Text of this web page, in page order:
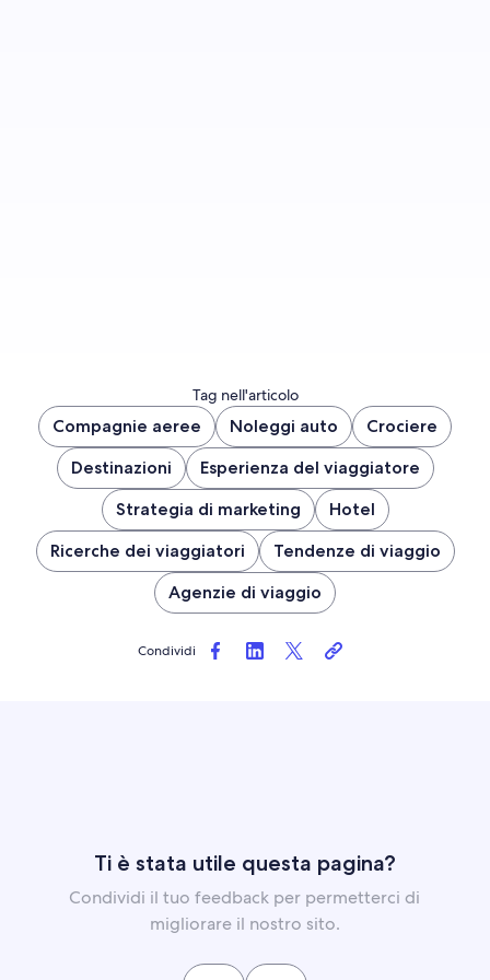
Tag nell'articolo
Compagnie aeree Noleggi auto
Crociere
Destinazioni
Esperienza del viaggiatore
Strategia di marketing
Hotel
Ricerche dei viaggiatori
Tendenze di viaggio
Agenzie di viaggio
Condividi
Ti è stata utile questa pagina?
Condividi il tuo feedback per permetterci di
migliorare il nostro sito.